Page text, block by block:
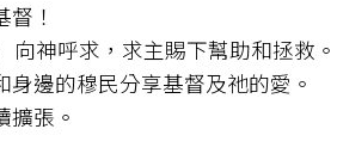
！
神呼求，求主賜下幫助和拯救。
邊的穆民分享基督及祂的愛。
張。